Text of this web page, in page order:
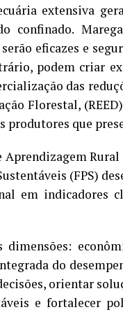
extensiva
confinado.
eficazes e
podem criar
das
Florestal,
produtores que
(FPS)
em indicadores
do
orientar
e fortalecer